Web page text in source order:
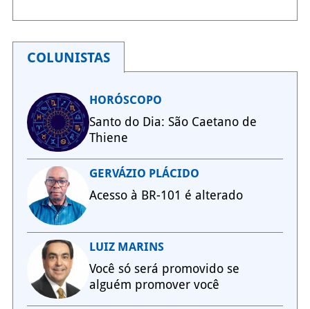
COLUNISTAS
HORÓSCOPO
Santo do Dia: São Caetano de
Thiene
GERVÁZIO PLÁCIDO
Acesso à BR-101 é alterado
LUIZ MARINS
Você só será promovido se
alguém promover você